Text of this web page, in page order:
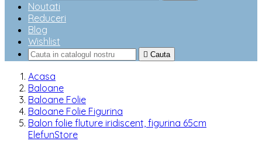
Noutati
Reduceri
Blog
Wishlist
 Cauta
Acasa
Baloane
Baloane Folie
Baloane Folie Figurina
Balon folie fluture iridiscent, figurina 65cm
ElefunStore